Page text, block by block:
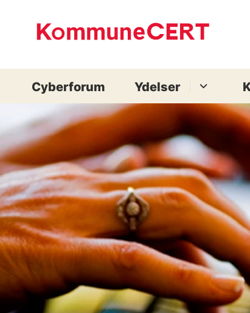
Cyberforum Ydelser